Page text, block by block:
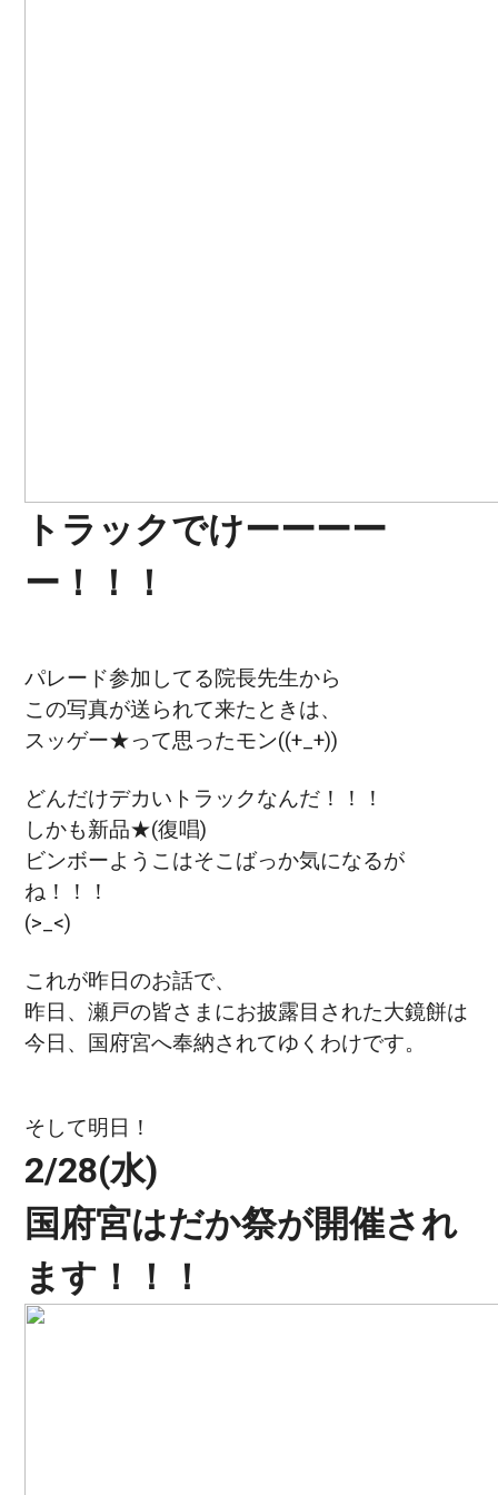
トラックでけーーーー
ー！！！
パレード参加してる院長先生から
この写真が送られて来たときは、
スッゲー★って思ったモン((+_+))
どんだけデカいトラックなんだ！！！
しかも新品★(復唱)
ビンボーようこはそこばっか気になるが
ね！！！
(>_<)
これが昨日のお話で、
昨日、瀬戸の皆さまにお披露目された大鏡餅は
今日、国府宮へ奉納されてゆくわけです。
そして明日！
2/28(水)
国府宮はだか祭が開催され
ます！！！